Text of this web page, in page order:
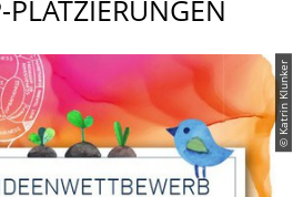
PLATZIERUNGEN
© Katrin Klunker